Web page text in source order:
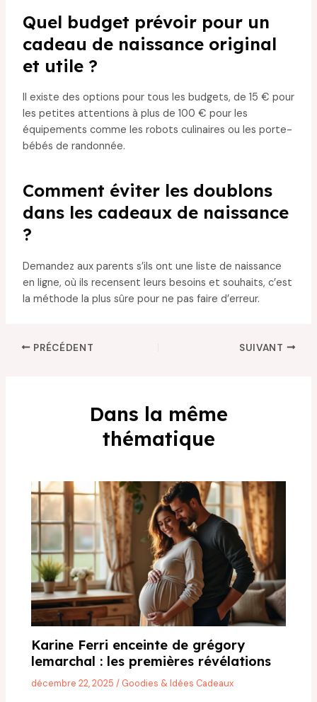
Quel budget prévoir pour un
cadeau de naissance original
et utile ?
Il existe des options pour tous les budgets, de 15 € pour
les petites attentions à plus de 100 € pour les
équipements comme les robots culinaires ou les porte-
bébés de randonnée.
Comment éviter les doublons
dans les cadeaux de naissance
?
Demandez aux parents s’ils ont une liste de naissance
en ligne, où ils recensent leurs besoins et souhaits, c’est
la méthode la plus sûre pour ne pas faire d’erreur.
PRÉCÉDENT SUIVANT
Dans la même
thématique
Karine Ferri enceinte de grégory
lemarchal : les premières révélations
décembre 22, 2025/ Goodies & Idées Cadeaux